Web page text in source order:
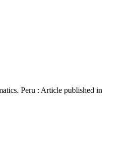
Peru : Article published in